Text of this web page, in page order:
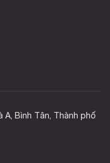
A, Bình Tân, Thành phố